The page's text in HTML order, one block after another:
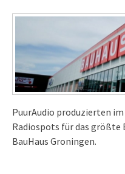
PuurAudio produzierten
Radiospots für das größte
BauHaus Groningen.